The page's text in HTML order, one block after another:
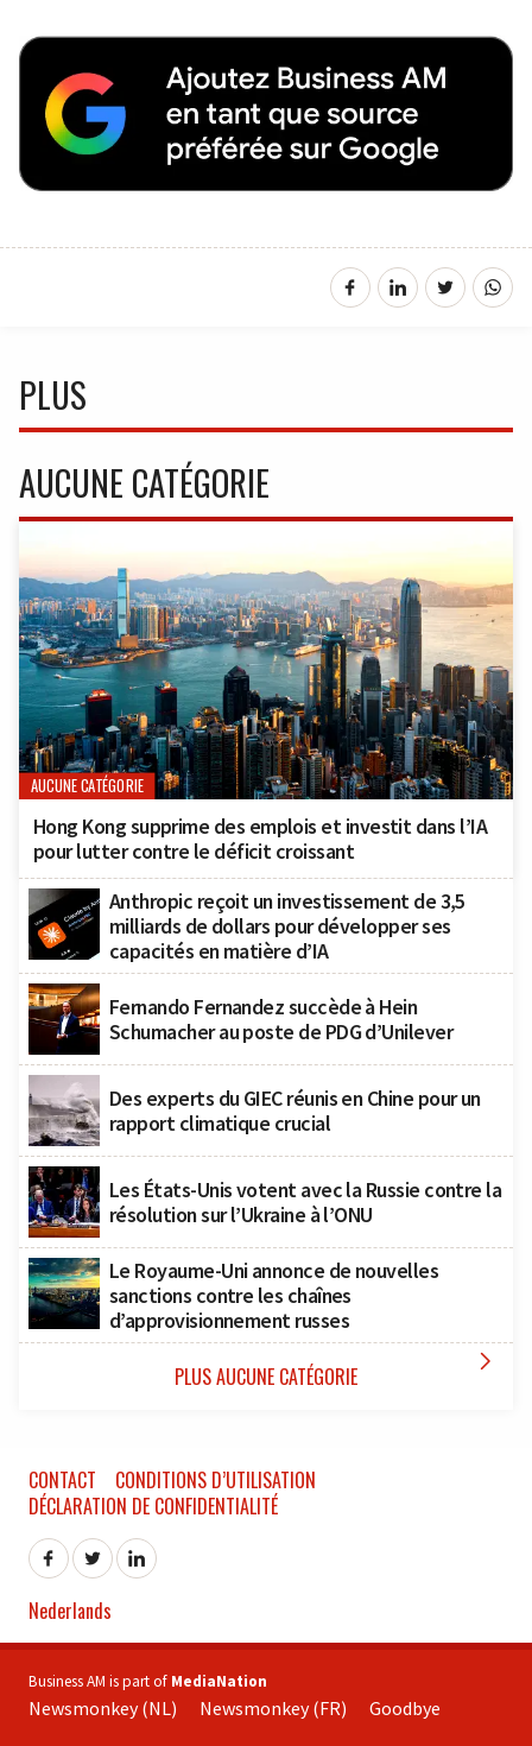
PLUS
AUCUNE CATÉGORIE
AUCUNE CATÉGORIE
Hong Kong supprime des emplois et investit dans l’IA
pour lutter contre le déficit croissant
Anthropic reçoit un investissement de 3,5
milliards de dollars pour développer ses
capacités en matière d’IA
Fernando Fernandez succède à Hein
Schumacher au poste de PDG d’Unilever
Des experts du GIEC réunis en Chine pour un
rapport climatique crucial
Les États-Unis votent avec la Russie contre la
résolution sur l’Ukraine à l’ONU
Le Royaume-Uni annonce de nouvelles
sanctions contre les chaînes
d’approvisionnement russes
PLUS AUCUNE CATÉGORIE 
CONTACT
CONDITIONS D’UTILISATION
DÉCLARATION DE CONFIDENTIALITÉ
Nederlands
Business AM is part of MediaNation
Newsmonkey (NL) Newsmonkey (FR) Goodbye